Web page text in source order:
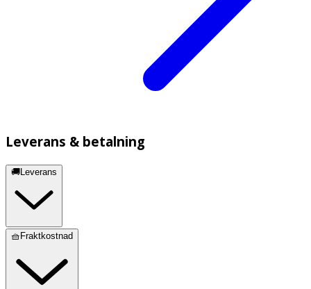
Leverans & betalning
🚚Leverans
🧺Fraktkostnad